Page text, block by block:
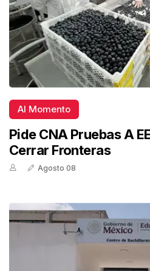
Al Momento
Pide CNA Pruebas A
Cerrar Fronteras
Agosto 08